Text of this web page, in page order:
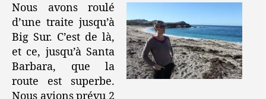
Nous avons roulé
d’une traite jusqu’à
Big Sur. C’est de là,
et ce, jusqu’à Santa
Barbara, que la
route est superbe.